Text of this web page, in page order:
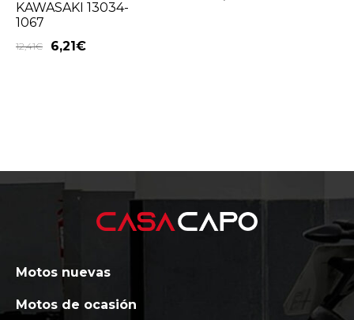
KAWASAKI 13034-
1067
12,41€ 6,21€
Motos nuevas
Motos de ocasión